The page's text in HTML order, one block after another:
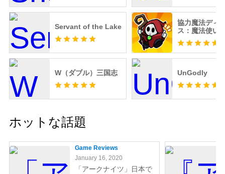
Servant of the Lake
協力魔法ディ
ス：魔法使い
よう
W（ダブル）三国志 UnGodly
ホットな話題
Game Reviews
January 16, 2020
「アークナイツ」日本で